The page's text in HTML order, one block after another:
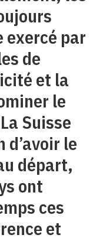
exercé par
de
et la
le
Suisse
d’avoir le
départ,
ont
ces
et